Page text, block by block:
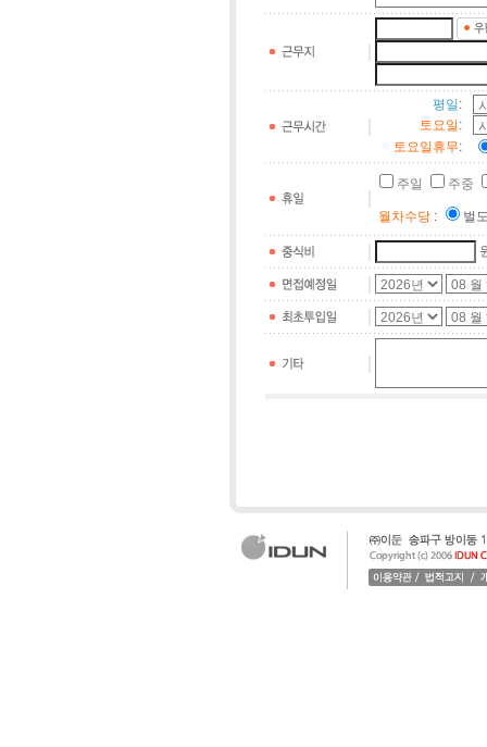
평일 :
토요일 :
토요일휴무:
주일 주중
월차수당 : 벌